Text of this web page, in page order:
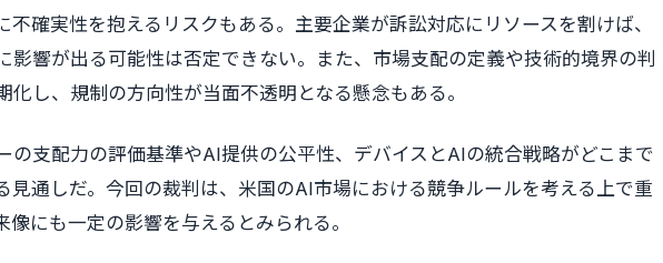
確実性を抱えるリスクもある。主要企業が訴訟対応にリソースを割けば、
影響が出る可能性は否定できない。また、市場支配の定義や技術的境界の判
化し、規制の方向性が当面不透明となる懸念もある。
の支配力の評価基準やAI提供の公平性、デバイスとAIの統合戦略がどこまで
見通しだ。今回の裁判は、米国のAI市場における競争ルールを考える上で重
にも一定の影響を与えるとみられる。